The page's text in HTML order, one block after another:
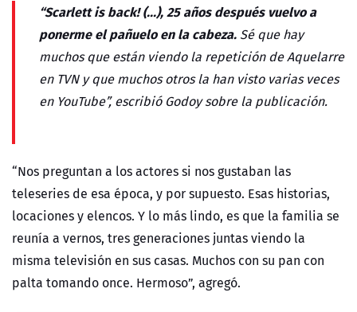
“Scarlett is back! (...), 25 años después vuelvo a
ponerme el pañuelo en la cabeza. Sé que hay
muchos que están viendo la repetición de Aquelarre
en TVN y que muchos otros la han visto varias veces
en YouTube”, escribió Godoy sobre la publicación.
“Nos preguntan a los actores si nos gustaban las
teleseries de esa época, y por supuesto. Esas historias,
locaciones y elencos. Y lo más lindo, es que la familia se
reunía a vernos, tres generaciones juntas viendo la
misma televisión en sus casas. Muchos con su pan con
palta tomando once. Hermoso”, agregó.